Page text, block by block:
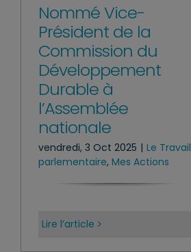
Nommé Vice-
Président de la
Commission du
Développement
Durable à
l’Assemblée
nationale
vendredi, 3 Oct 2025 | Le Travail
parlementaire, Mes Actions
Lire l’article